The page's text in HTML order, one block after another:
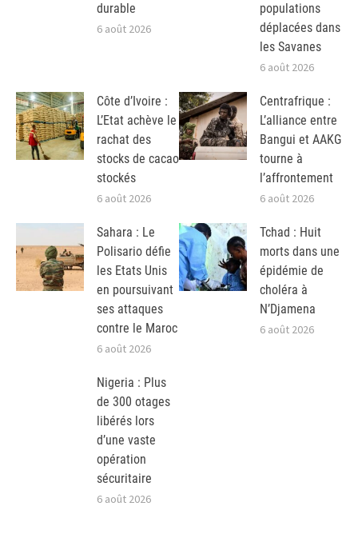
durable
6 août 2026
populations
déplacées dans
les Savanes
6 août 2026
Côte d’Ivoire :
L’Etat achève le
rachat des
stocks de cacao
stockés
6 août 2026
Centrafrique :
L’alliance entre
Bangui et AAKG
tourne à
l’affrontement
6 août 2026
Sahara : Le
Polisario défie
les Etats Unis
en poursuivant
ses attaques
contre le Maroc
6 août 2026
Tchad : Huit
morts dans une
épidémie de
choléra à
N’Djamena
6 août 2026
Nigeria : Plus
de 300 otages
libérés lors
d’une vaste
opération
sécuritaire
6 août 2026